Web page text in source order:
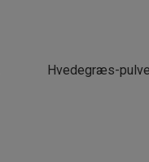
Hvedegræs-